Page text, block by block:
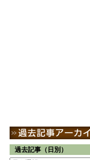
過去記事（日別）